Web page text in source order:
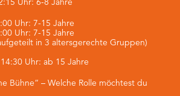
Uhr: 7-15 Jahre
Uhr: 7-15 Jahre
in 3 altersgerechte Gruppen)
Uhr: ab 15 Jahre
Bühne“ – Welche Rolle möchtest du